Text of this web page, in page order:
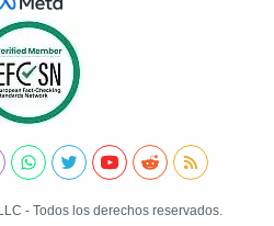
- Todos los derechos reservados.